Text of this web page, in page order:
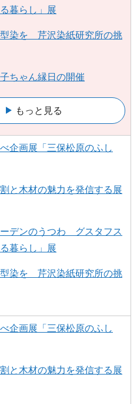
暮らし」展
染を 芹沢染紙研究所の挑
ちゃん縁日の開催
もっと見る
企画展「三保松原のふし
と木材の魅力を発信する展
ーデンのうつわ グスタフス
暮らし」展
染を 芹沢染紙研究所の挑
企画展「三保松原のふし
と木材の魅力を発信する展